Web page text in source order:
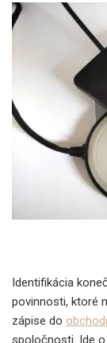
Identifikácia
povinnosti, ktoré
zápise do
spoločnosti. Ide